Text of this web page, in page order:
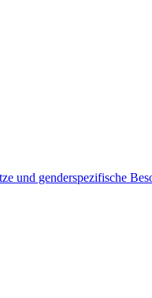
und genderspezifische